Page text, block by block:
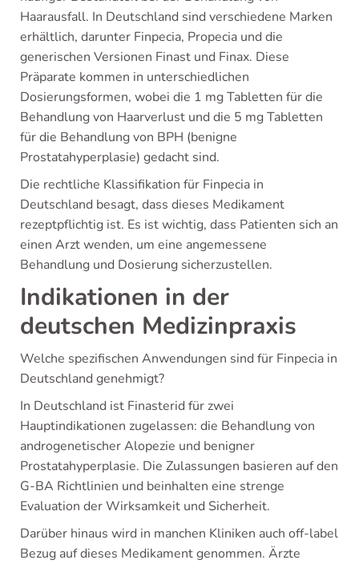
Haarausfall. In Deutschland sind verschiedene Marken
erhältlich, darunter Finpecia, Propecia und die
generischen Versionen Finast und Finax. Diese
Präparate kommen in unterschiedlichen
Dosierungsformen, wobei die 1 mg Tabletten für die
Behandlung von Haarverlust und die 5 mg Tabletten
für die Behandlung von BPH (benigne
Prostatahyperplasie) gedacht sind.
Die rechtliche Klassifikation für Finpecia in
Deutschland besagt, dass dieses Medikament
rezeptpflichtig ist. Es ist wichtig, dass Patienten sich an
einen Arzt wenden, um eine angemessene
Behandlung und Dosierung sicherzustellen.
Indikationen in der
deutschen Medizinpraxis
Welche spezifischen Anwendungen sind für Finpecia in
Deutschland genehmigt?
In Deutschland ist Finasterid für zwei
Hauptindikationen zugelassen: die Behandlung von
androgenetischer Alopezie und benigner
Prostatahyperplasie. Die Zulassungen basieren auf den
G-BA Richtlinien und beinhalten eine strenge
Evaluation der Wirksamkeit und Sicherheit.
Darüber hinaus wird in manchen Kliniken auch off-label
Bezug auf dieses Medikament genommen. Ärzte